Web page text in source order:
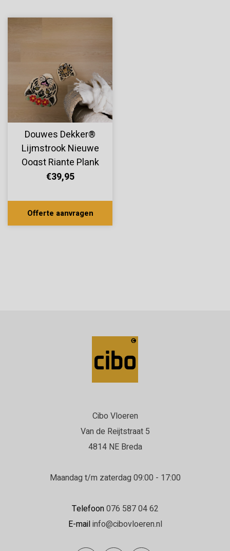
Douwes Dekker®
Lijmstrook Nieuwe
Oogst Riante Plank
Peer 10822
€39,95
Offerte aanvragen
Cibo Vloeren
Van de Reijtstraat 5
4814 NE Breda
Maandag t/m zaterdag 09:00 - 17:00
Telefoon076 587 04 62
E-mailinfo@cibovloeren.nl